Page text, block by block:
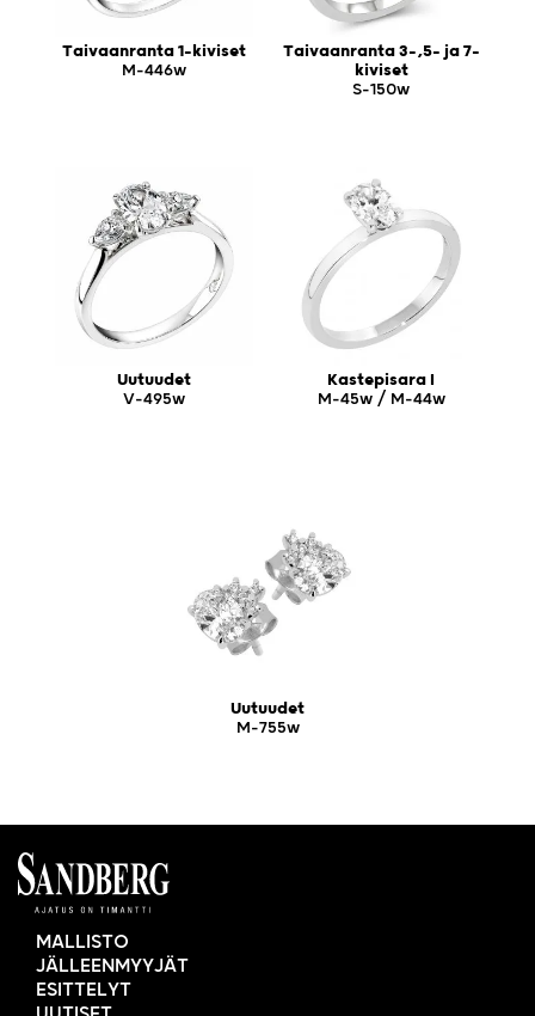
Taivaanranta 1-kiviset
M-446w
Taivaanranta 3-,5- ja 7-
kiviset
S-150w
Uutuudet
V-495w
Kastepisara I
M-45w / M-44w
Uutuudet
M-755w
MALLISTO
JÄLLEENMYYJÄT
ESITTELYT